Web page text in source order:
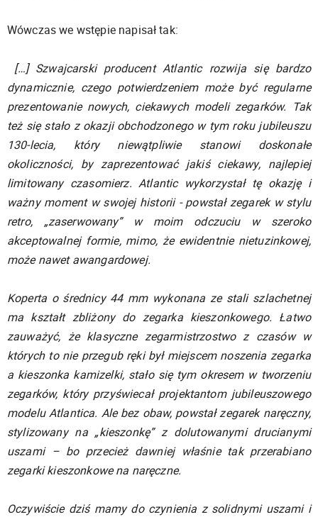
Wówczas we wstępie napisał tak:
[…] Szwajcarski producent Atlantic rozwija się bardzo
dynamicznie, czego potwierdzeniem może być regularne
prezentowanie nowych, ciekawych modeli zegarków. Tak
też się stało z okazji obchodzonego w tym roku jubileuszu
130-lecia, który niewątpliwie stanowi doskonałe
okoliczności, by zaprezentować jakiś ciekawy, najlepiej
limitowany czasomierz. Atlantic wykorzystał tę okazję i
ważny moment w swojej historii - powstał zegarek w stylu
retro, „zaserwowany” w moim odczuciu w szeroko
akceptowalnej formie, mimo, że ewidentnie nietuzinkowej,
może nawet awangardowej.
Koperta o średnicy 44 mm wykonana ze stali szlachetnej
ma kształt zbliżony do zegarka kieszonkowego. Łatwo
zauważyć, że klasyczne zegarmistrzostwo z czasów w
których to nie przegub ręki był miejscem noszenia zegarka
a kieszonka kamizelki, stało się tym okresem w tworzeniu
zegarków, który przyświecał projektantom jubileuszowego
modelu Atlantica. Ale bez obaw, powstał zegarek naręczny,
stylizowany na „kieszonkę” z dolutowanymi drucianymi
uszami – bo przecież dawniej właśnie tak przerabiano
zegarki kieszonkowe na naręczne.
Oczywiście dziś mamy do czynienia z solidnymi uszami i